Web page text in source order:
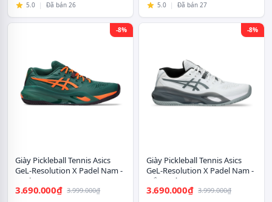
5.0 | Đã bán 26 5.0 | Đã bán 27
-8%
Giày Pickleball Tennis Asics
GeL-Resolution X Padel Nam -
Xanh Cam
3.690.000₫ 3.999.000₫
-8%
Giày Pickleball Tennis Asics
GeL-Resolution X Padel Nam -
Trắng Xám
3.690.000₫ 3.999.000₫